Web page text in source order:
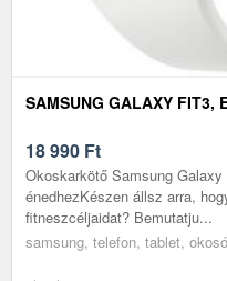
SAMSUNG GALAXY FIT3,
18 990 Ft
Okoskarkötő Samsung
énedhezKészen állsz arra,
fitneszcéljaidat? Bemutatju...
samsung, telefon, tablet,